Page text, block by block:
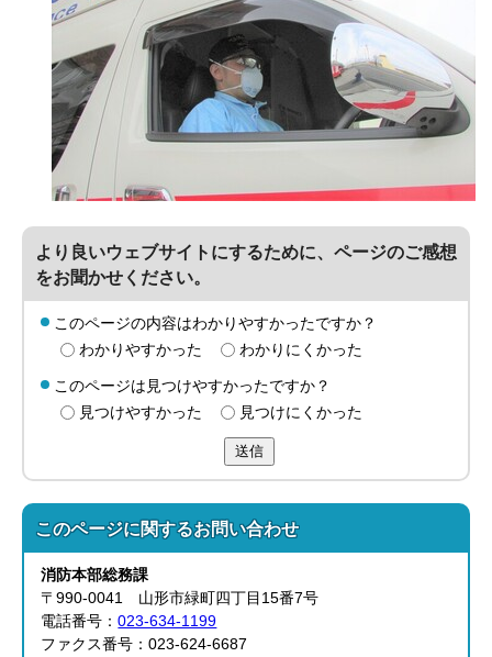
より良いウェブサイトにするために、ページのご感想
をお聞かせください。
このページの内容はわかりやすかったですか？
わかりやすかった
わかりにくかった
このページは見つけやすかったですか？
見つけやすかった
見つけにくかった
送信
このページに関するお問い合わせ
消防本部総務課
〒990-0041 山形市緑町四丁目15番7号
電話番号：023-634-1199
ファクス番号：023-624-6687